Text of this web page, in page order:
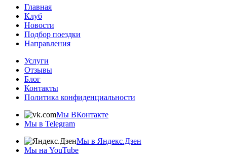
Главная
Клуб
Новости
Подбор поездки
Направления
Услуги
Отзывы
Блог
Контакты
Политика конфиденциальности
Мы ВКонтакте
Мы в Telegram
Мы в Яндекс.Дзен
Мы на YouTube